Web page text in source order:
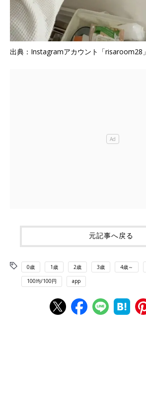
出典：Instagramアカウント「risaroom28」
元記事へ戻る
0歳 1歳 2歳 3歳 4歳～
100均/100円 app